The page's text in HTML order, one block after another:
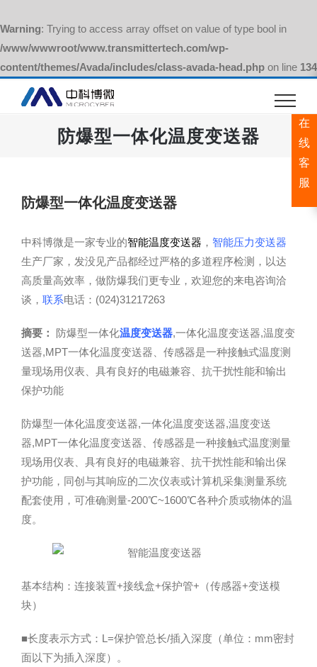
Warning: Trying to access array offset on value of type bool in
/www/wwwroot/www.transmittertech.com/wp-
content/themes/Avada/includes/class-avada-head.php on line 134
防爆型一体化温度变送器
防爆型一体化温度变送器
中科博微是一家专业的智能温度变送器 ， 智能压力变送器
生产厂家，发没见产品都经过严格的多道程序检测，以达
高质量高效率，做防爆我们更专业，欢迎您的来电咨询洽
谈， 联系电话：(024)31217263
摘要： 防爆型一体化温度变送器,一体化温度变送器,温度变
送器,MPT一体化温度变送器、传感器是一种接触式温度测
量现场用仪表、具有良好的电磁兼容、抗干扰性能和输出
保护功能
防爆型一体化温度变送器,一体化温度变送器,温度变送
器,MPT一体化温度变送器、传感器是一种接触式温度测量
现场用仪表、具有良好的电磁兼容、抗干扰性能和输出保
护功能，同创与其响应的二次仪表或计算机采集测量系统
配套使用，可准确测量-200℃~1600℃各种介质或物体的温
度。
基本结构：连接装置+接线盒+保护管+（传感器+变送模
块）
■长度表示方式：L=保护管总长/插入深度（单位：mm密封
面以下为插入深度）。
在
线
客
服